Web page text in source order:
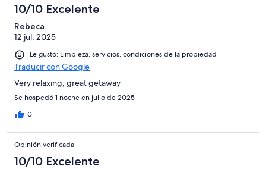
10/10 Excelente
Rebeca
12 jul. 2025
Le gustó: Limpieza, servicios, condiciones de la propiedad
Traducir con Google
Very relaxing, great getaway
Se hospedó 1 noche en julio de 2025
0
Opinión verificada
10/10 Excelente